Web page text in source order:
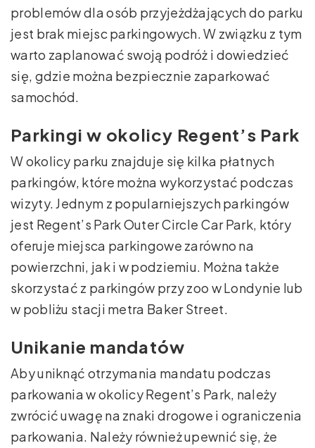
problemów dla osób przyjeżdżających do parku
jest brak miejsc parkingowych. W związku z tym
warto zaplanować swoją podróż i dowiedzieć
się, gdzie można bezpiecznie zaparkować
samochód.
Parkingi w okolicy Regent’s Park
W okolicy parku znajduje się kilka płatnych
parkingów, które można wykorzystać podczas
wizyty. Jednym z popularniejszych parkingów
jest Regent’s Park Outer Circle Car Park, który
oferuje miejsca parkingowe zarówno na
powierzchni, jak i w podziemiu. Można także
skorzystać z parkingów przy zoo w Londynie lub
w pobliżu stacji metra Baker Street.
Unikanie mandatów
Aby uniknąć otrzymania mandatu podczas
parkowania w okolicy Regent’s Park, należy
zwrócić uwagę na znaki drogowe i ograniczenia
parkowania. Należy również upewnić się, że